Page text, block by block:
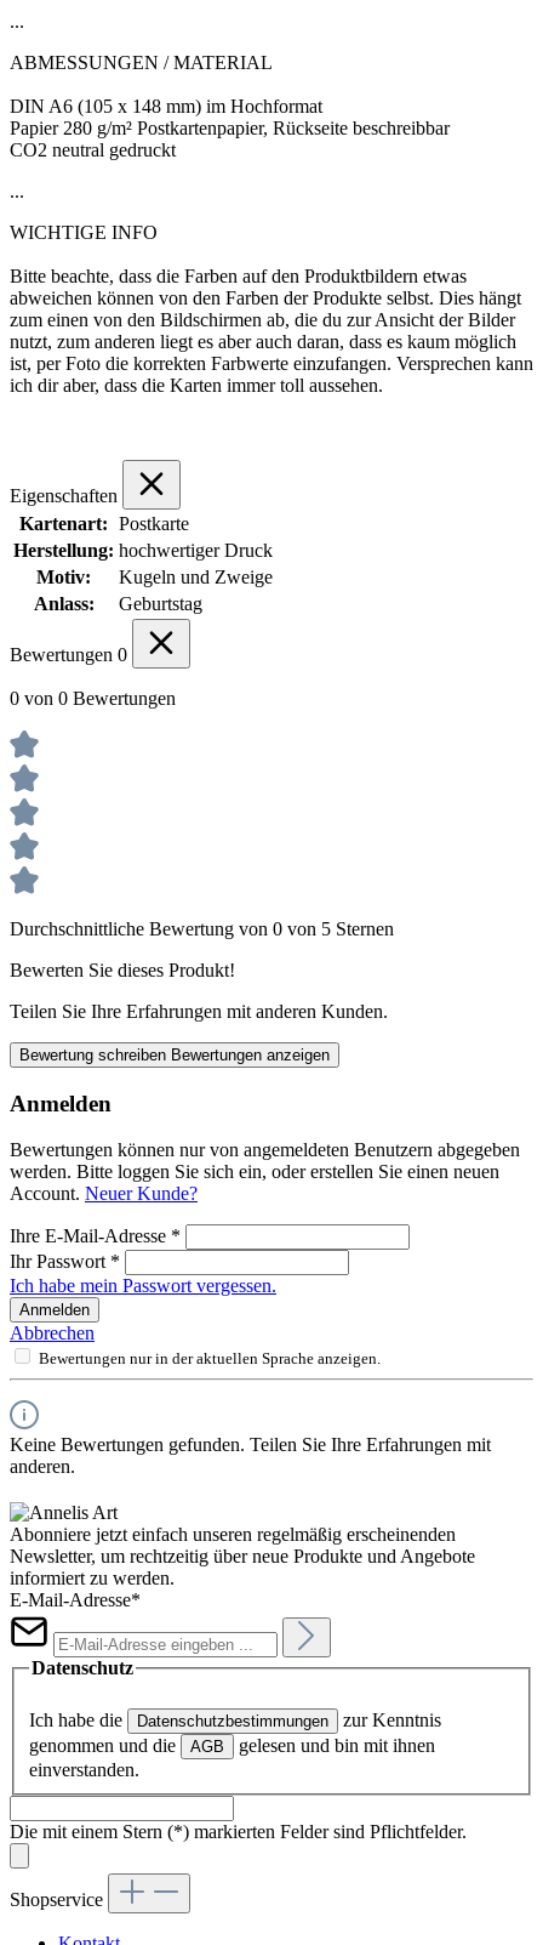
...
ABMESSUNGEN / MATERIAL
DIN A6 (105 x 148 mm) im Hochformat
Papier 280 g/m² Postkartenpapier, Rückseite beschreibbar
CO2 neutral gedruckt
...
WICHTIGE INFO
Bitte beachte, dass die Farben auf den Produktbildern etwas
abweichen können von den Farben der Produkte selbst. Dies hängt
zum einen von den Bildschirmen ab, die du zur Ansicht der Bilder
nutzt, zum anderen liegt es aber auch daran, dass es kaum möglich
ist, per Foto die korrekten Farbwerte einzufangen. Versprechen kann
ich dir aber, dass die Karten immer toll aussehen.
Eigenschaften
Kartenart: Postkarte
Herstellung: hochwertiger Druck
Motiv:
Kugeln und Zweige
Anlass:
Geburtstag
Bewertungen 0
0 von 0 Bewertungen
Durchschnittliche Bewertung von 0 von 5 Sternen
Bewerten Sie dieses Produkt!
Teilen Sie Ihre Erfahrungen mit anderen Kunden.
Bewertung schreiben Bewertungen anzeigen
Anmelden
Bewertungen können nur von angemeldeten Benutzern abgegeben
werden. Bitte loggen Sie sich ein, oder erstellen Sie einen neuen
Account. Neuer Kunde?
Ihre E-Mail-Adresse *
Ihr Passwort *
Ich habe mein Passwort vergessen.
Anmelden
Abbrechen
Bewertungen nur in der aktuellen Sprache anzeigen.
Keine Bewertungen gefunden. Teilen Sie Ihre Erfahrungen mit
anderen.
Abonniere jetzt einfach unseren regelmäßig erscheinenden
Newsletter, um rechtzeitig über neue Produkte und Angebote
informiert zu werden.
E-Mail-Adresse*
Datenschutz
Ich habe die Datenschutzbestimmungen
zur Kenntnis
genommen und die
AGB
gelesen und bin mit ihnen
einverstanden.
Die mit einem Stern (*) markierten Felder sind Pflichtfelder.
Shopservice